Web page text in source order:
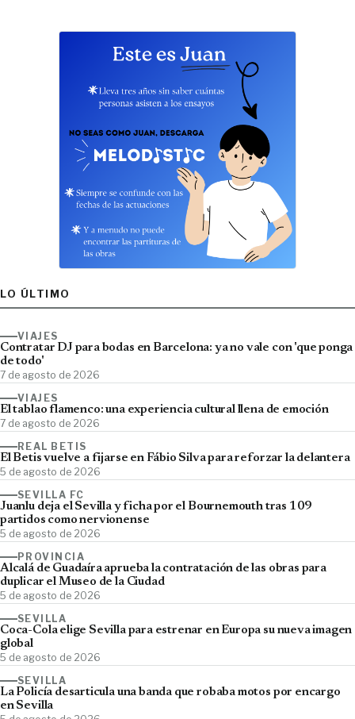
LO ÚLTIMO
VIAJES
Contratar DJ para bodas en Barcelona: ya no vale con 'que ponga
de todo'
7 de agosto de 2026
VIAJES
El tablao flamenco: una experiencia cultural llena de emoción
7 de agosto de 2026
REAL BETIS
El Betis vuelve a fijarse en Fábio Silva para reforzar la delantera
5 de agosto de 2026
SEVILLA FC
Juanlu deja el Sevilla y ficha por el Bournemouth tras 109
partidos como nervionense
5 de agosto de 2026
PROVINCIA
Alcalá de Guadaíra aprueba la contratación de las obras para
duplicar el Museo de la Ciudad
5 de agosto de 2026
SEVILLA
Coca-Cola elige Sevilla para estrenar en Europa su nueva imagen
global
5 de agosto de 2026
SEVILLA
La Policía desarticula una banda que robaba motos por encargo
en Sevilla